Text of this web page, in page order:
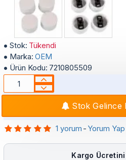
Stok: Tükendi
Marka: OEM
Ürün Kodu: 7210805509
1 yorum - Yorum Yap
Stok Gelince
Kargo